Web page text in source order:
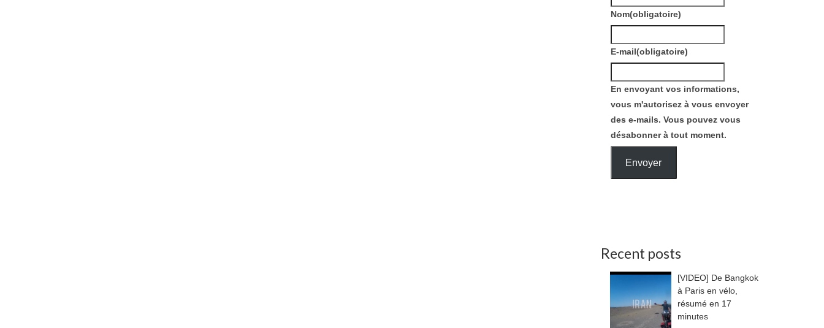
Nom(obligatoire)
E-mail(obligatoire)
En envoyant vos informations,
vous m'autorisez à vous envoyer
des e-mails. Vous pouvez vous
désabonner à tout moment.
Envoyer
Recent posts
[VIDEO] De Bangkok
à Paris en vélo,
résumé en 17
minutes